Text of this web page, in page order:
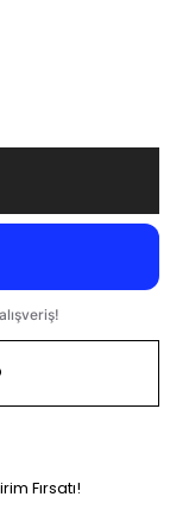
Fırsatı!